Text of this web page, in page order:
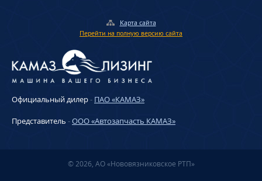
Карта сайта
Перейти на полную версию сайта
Официальный дилер- ПАО «КАМАЗ»
Представитель -ООО «Автозапчасть КАМАЗ»
© 2026, АО «Нововязниковское РТП»